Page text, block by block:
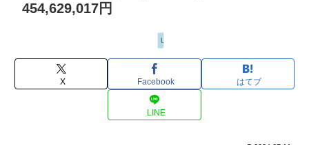
454,629,017円
Loto
X Facebook はてブ
LINE